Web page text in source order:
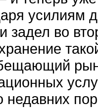
усилиям
задел во
недавних